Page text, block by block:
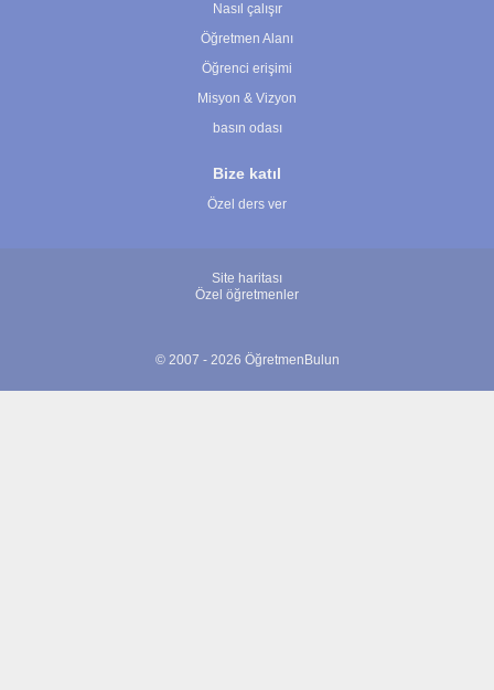
Nasıl çalışır
Öğretmen Alanı
Öğrenci erişimi
Misyon & Vizyon
basın odası
Bize katıl
Özel ders ver
Site haritası
Özel öğretmenler
© 2007 - 2026 ÖğretmenBulun